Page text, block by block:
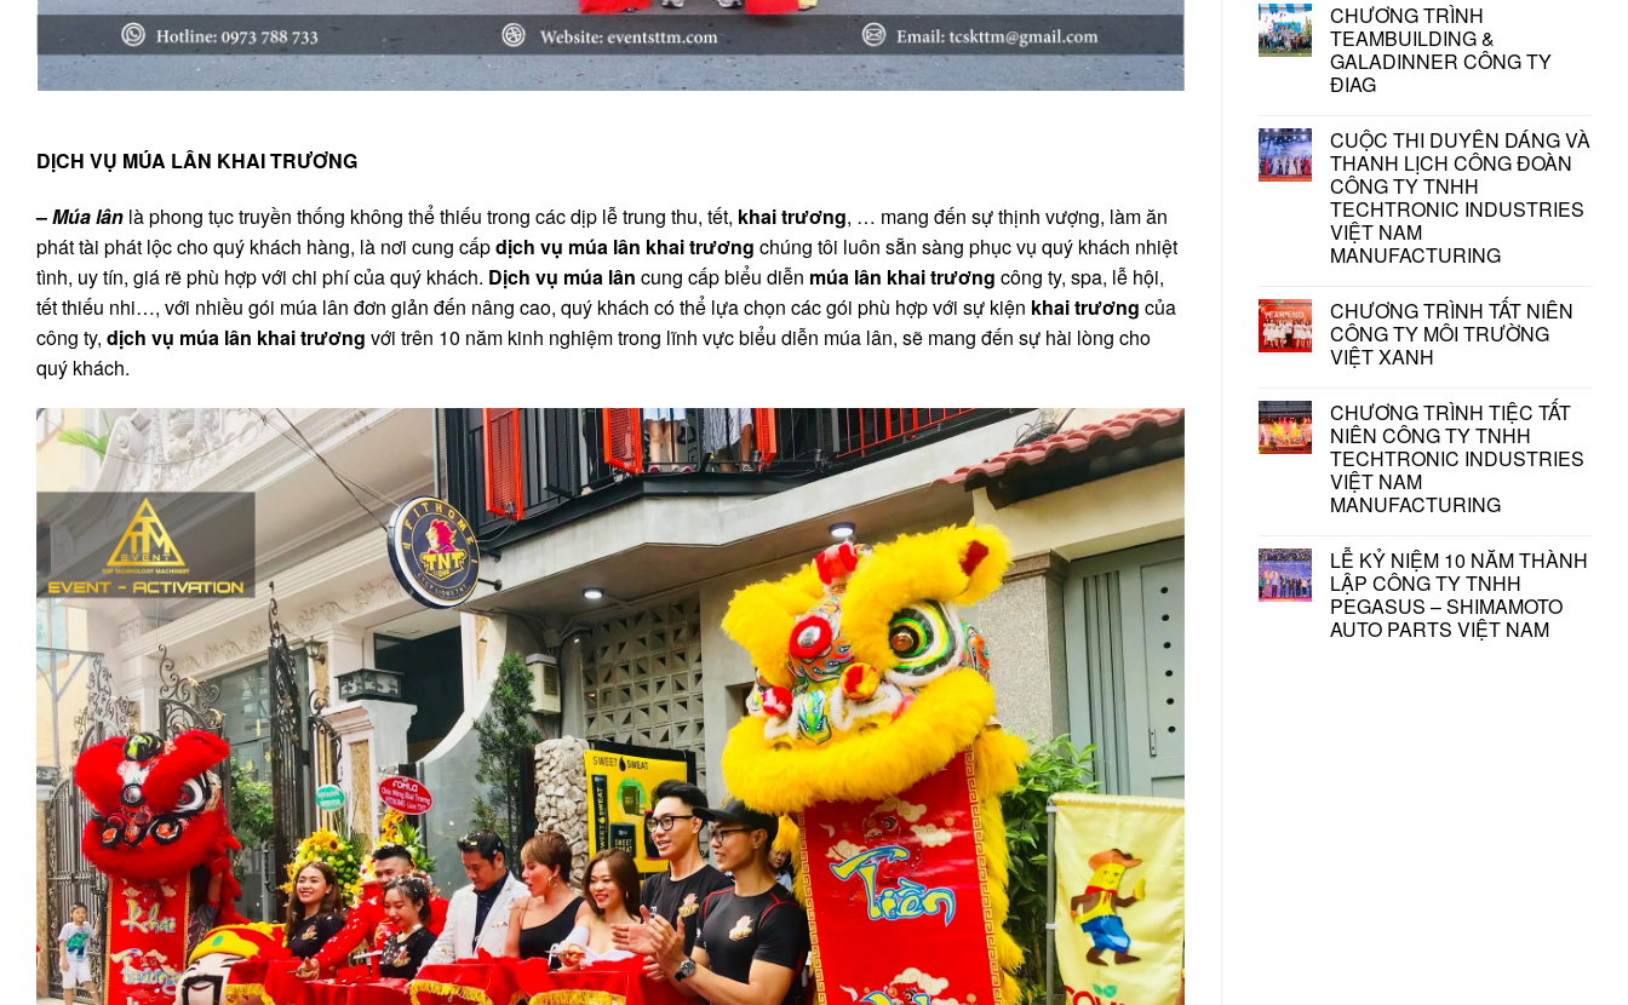
DỊCH VỤ MÚA LÂN KHAI TRƯƠNG
–Múa lân là phong tục truyền thống không thể thiếu trong các dịp lễ trung thu, tết, khai trương, … mang đến sự thịnh vượng, làm ăn
phát tài phát lộc cho quý khách hàng, là nơi cung cấpdịch vụ múa lân khai trương chúng tôi luôn sẵn sàng phục vụ quý khách nhiệt
tình, uy tín, giá rẽ phù hợp với chi phí của quý khách. Dịch vụ múa lân cung cấp biểu diễn múa lân khaitrương công ty, spa, lễ hội,
tết thiếu nhi…, với nhiều gói múa lân đơn giản đến nâng cao, quý khách có thể lựa chọn các gói phù hợp với sự kiện khai trương của
công ty, dịch vụ múa lân khai trương với trên 10 năm kinh nghiệm trong lĩnh vực biểu diễn múa lân, sẽ mang đến sự hài lòng cho
quý khách.
CHƯƠNG TRÌNH
TEAMBUILDING &
GALADINNER CÔNG TY
ĐIAG
CUỘC THI DUYÊN DÁNG VÀ
THANH LỊCH CÔNG ĐOÀN
CÔNG TY TNHH
TECHTRONIC INDUSTRIES
VIỆT NAM
MANUFACTURING
CHƯƠNG TRÌNH TẤT NIÊN
CÔNG TY MÔI TRƯỜNG
VIỆT XANH
CHƯƠNG TRÌNH TIỆC TẤT
NIÊN CÔNG TY TNHH
TECHTRONIC INDUSTRIES
VIỆT NAM
MANUFACTURING
LỄ KỶ NIỆM 10 NĂM THÀNH
LẬP CÔNG TY TNHH
PEGASUS – SHIMAMOTO
AUTO PARTS VIỆT NAM